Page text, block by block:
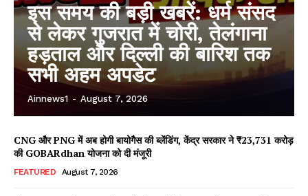
इस समय की बड़ी खबरें: धर्म संसद
से लेकर गुजरात में चोरी, तेलंगाना
हड़ताल और दिल्ली की बारिश तक
सभी अहम अपडेट
Ainnews1 - August 7, 2026
CNG और PNG में अब होगी बायोगैस की ब्लेंडिंग, केंद्र सरकार ने ₹23,731 करोड़
की GOBARdhan योजना को दी मंजूरी
FEATURED August 7, 2026